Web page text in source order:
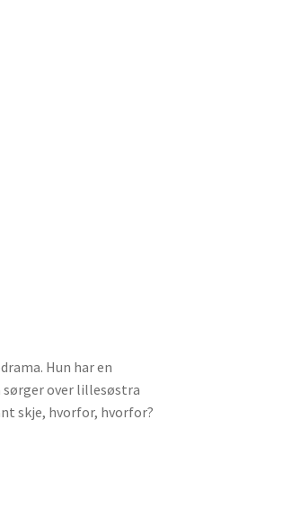
Hun har en
sørger over lillesøstra
skje, hvorfor, hvorfor?